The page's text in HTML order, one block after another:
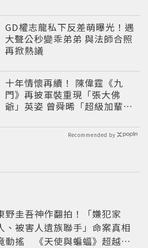
GD權志龍私下反差萌曝光！遇
大聲公秒變乖弟弟 與法師合照
再掀熱議
十年情懷再續！ 陳偉霆《九
門》再披軍裝重現「張大佛
爺」英姿 曾舜晞「超級加輩」
Recommended by
野圭吾神作翻拍！「嫌犯家
、被害人遺族聯手」命案真相
動搖 《天使與蝙蝠》超越懸